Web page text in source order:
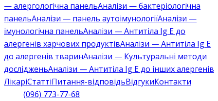
— алергологічна панельАналізи — бактеріологічна
панельАналізи — панель аутоімунологіїАналізи —
імунологічна панельАналізи — Антитіла Ig E до
алергенів харчових продуктівАналізи — Антитіла Ig E
до алергенів тваринАналізи — Культуральні методи
дослідженьАналізи — Антитіла Ig E до інших алергенів
ЛікаріСтаттіПитання-відповідьВідгукиКонтакти
(096) 773-77-68